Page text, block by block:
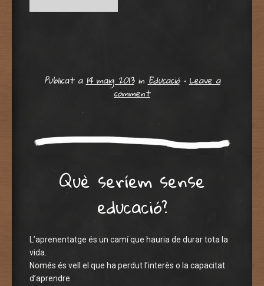
Publicat a14 maig 2013 inEducació •Leave a
comment
Què seríem sense
educació?
L’aprenentatge és un camí que hauria de durar tota la
vida.
Només és vell el que ha perdut l’interès o la capacitat
d’aprendre.